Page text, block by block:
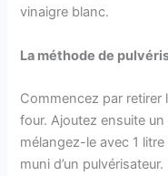
vinaigre blanc.
La méthode de
Commencez par retirer
four. Ajoutez ensuite
mélangez-le avec 1
muni d’un